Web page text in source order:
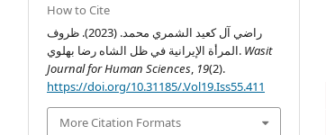
How to Cite
راضي آل كعيد الشمري محمد. (2023). ظروف
المرأة الإيرانية في ظل الشاه رضا بهلوي. Wasit
Journal for Human Sciences, 19(2).
https://doi.org/10.31185/.Vol19.Iss55.411
More Citation Formats